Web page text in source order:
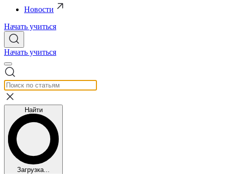
Новости
Начать учиться
Начать учиться
Найти
Загрузка...